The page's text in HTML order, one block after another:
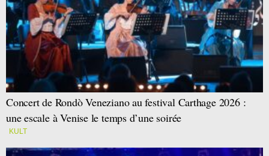
Concert de Rondò Veneziano au festival Carthage 2026 :
une escale à Venise le temps d’une soirée
KULT